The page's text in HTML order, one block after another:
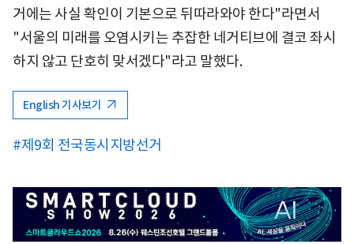
거에는 사실 확인이 기본으로 뒤따라와야 한다"라면서
"서울의 미래를 오염시키는 추잡한 네거티브에 결코 좌시
하지 않고 단호히 맞서겠다"라고 말했다.
English 기사보기
#제9회 전국동시지방선거